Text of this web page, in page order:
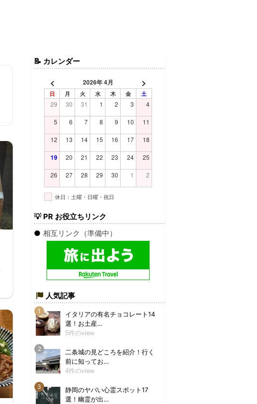
📝 カレンダー
2026年 4月
日 月 火 水 木 金 土
29 30 31 1 2 3 4
5 6 7 8 9 10 11
12 13 14 15 16 17 18
19 20 21 22 23 24 25
26 27 28 29 30 1 2
休日：土曜・日曜・祝日
💡 PR お役立ちリンク
● 相互リンク（準備中）
人気記事
イタリアの有名チョコレート14
選！お土産…
5件のview
二条城の見どころを紹介！行く
前に知ってお…
4件のview
静岡のヤバい心霊スポット17
選！幽霊が出…